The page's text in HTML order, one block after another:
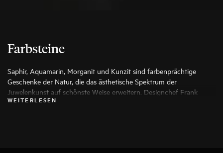
Farbsteine
Saphir, Aquamarin, Morganit und Kunzit sind farbenprächtige
Geschenke der Natur, die das ästhetische Spektrum der
Juwelenkunst auf schönste Weise erweitern. Designchef Frank
Maier wählt für seine Arbeiten ausschließlich die besten Exemplare
WEITERLESEN